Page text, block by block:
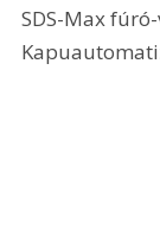
SDS-Max